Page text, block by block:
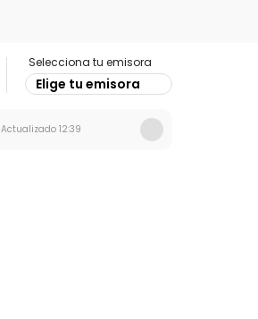
Selecciona tu emisora
Elige tu emisora
Actualizado 12:39